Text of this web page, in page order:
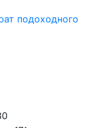
подоходного